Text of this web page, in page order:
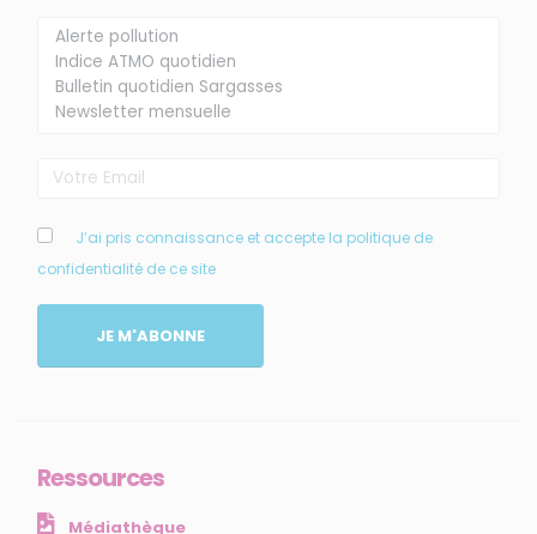
J’ai pris connaissance et accepte la politique de
confidentialité de ce site
JE M'ABONNE
Ressources
Médiathèque
MENU
NOS SERVICES
Presse